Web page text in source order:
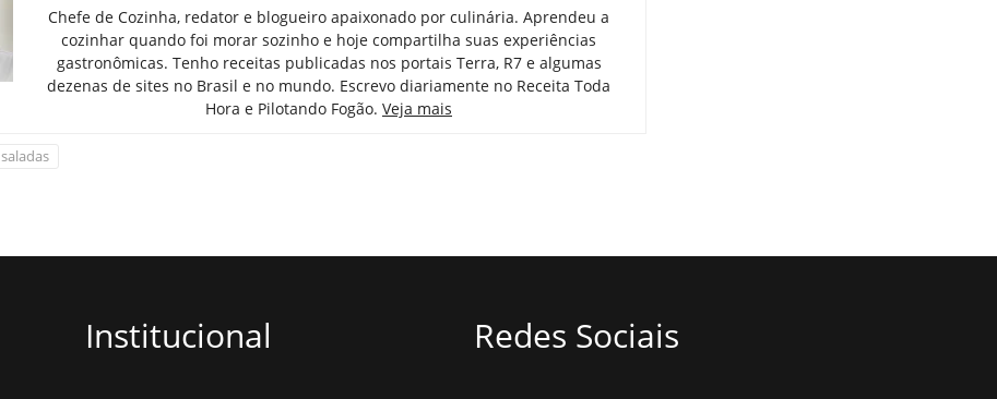
Chefe de Cozinha, redator e blogueiro apaixonado por culinária. Aprendeu a
cozinhar quando foi morar sozinho e hoje compartilha suas experiências
gastronômicas. Tenho receitas publicadas nos portais Terra, R7 e algumas
dezenas de sites no Brasil e no mundo. Escrevo diariamente no Receita Toda
Hora e Pilotando Fogão. Veja mais
saladas
Institucional Redes Sociais